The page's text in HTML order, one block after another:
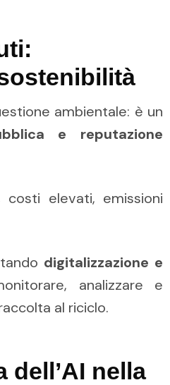
ambientale: è un
e reputazione
elevati, emissioni
digitalizzazione e
analizzare e
al riciclo.
dell’AI nella